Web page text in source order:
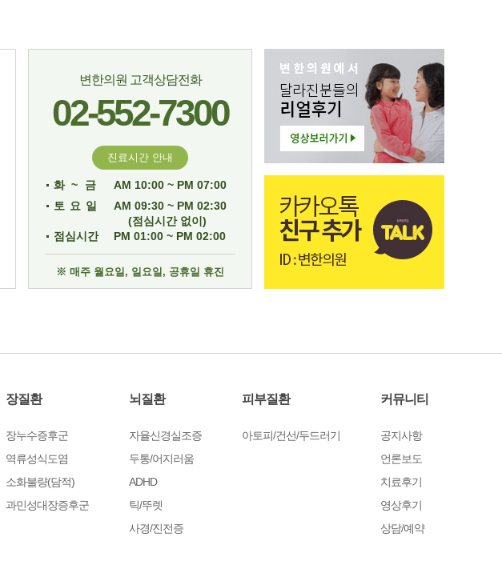
변한의원 고객상담전화
02-552-7300
진료시간 안내
화~금
AM 10:00 ~ PM 07:00
토요일
AM 09:30 ~ PM 02:30
(점심시간 없이)
점심시간
PM 01:00 ~ PM 02:00
※ 매주 월요일, 일요일, 공휴일 휴진
장질환
장누수증후군
역류성식도염
소화불량(담적)
과민성대장증후군
뇌질환
자율신경실조증
두통/어지러움
ADHD
틱/뚜렛
사경/진전증
피부질환
아토피/건선/두드러기
커뮤니티
공지사항
언론보도
치료후기
영상후기
상담/예약